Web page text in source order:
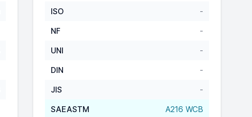
ISO
-
NF
-
UNI
-
DIN
-
JIS
-
SAEASTM
A216 WCB